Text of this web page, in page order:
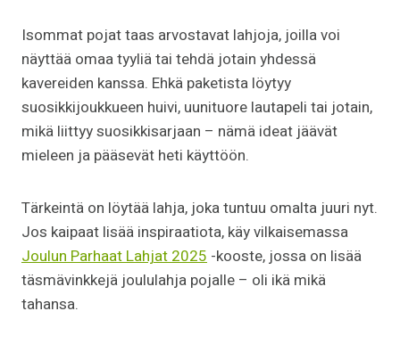
Isommat pojat taas arvostavat lahjoja, joilla voi
näyttää omaa tyyliä tai tehdä jotain yhdessä
kavereiden kanssa. Ehkä paketista löytyy
suosikkijoukkueen huivi, uunituore lautapeli tai jotain,
mikä liittyy suosikkisarjaan – nämä ideat jäävät
mieleen ja pääsevät heti käyttöön.
Tärkeintä on löytää lahja, joka tuntuu omalta juuri nyt.
Jos kaipaat lisää inspiraatiota, käy vilkaisemassa
Joulun Parhaat Lahjat 2025 -kooste, jossa on lisää
täsmävinkkejä joululahja pojalle – oli ikä mikä
tahansa.